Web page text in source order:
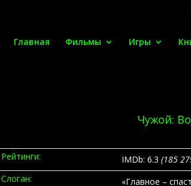
Главная Фильмы Игры
Чужой:
Рейтинги: IMDb: 6.3 (185
Слоган:
«Главное –